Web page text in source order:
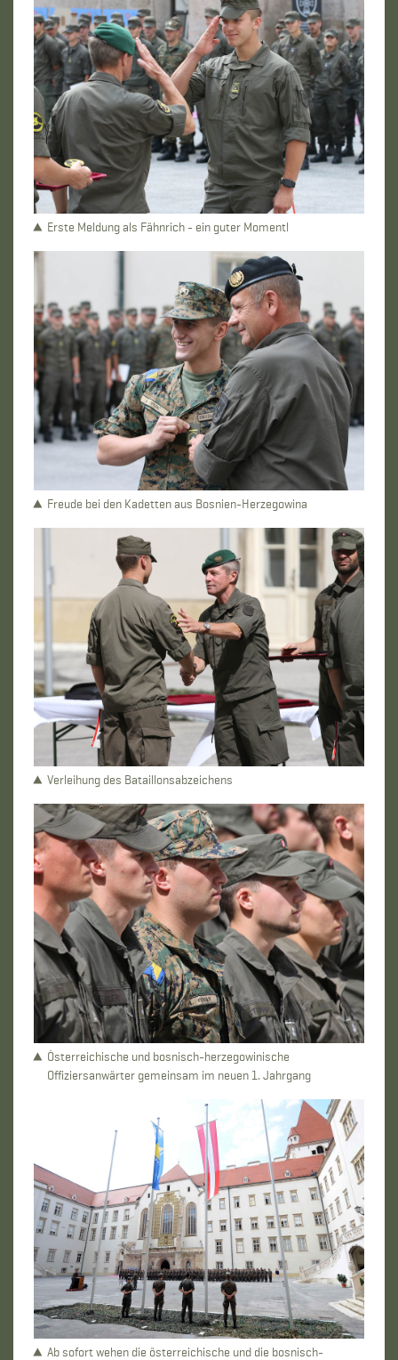
Erste Meldung als Fähnrich - ein guter Moment!
Freude bei den Kadetten aus Bosnien-Herzegowina
Verleihung des Bataillonsabzeichens
Österreichische und bosnisch-herzegowinische
Offiziersanwärter gemeinsam im neuen 1. Jahrgang
Ab sofort wehen die österreichische und die bosnisch-